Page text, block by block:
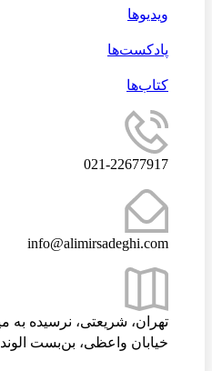
ویدیوها
پادکست‌ها
کتاب‌ها
021-22677917
info@alimirsadeghi.com
تهران، شریعتی، نرسیده به
خیابان واعظی، بن‌بست الوند،